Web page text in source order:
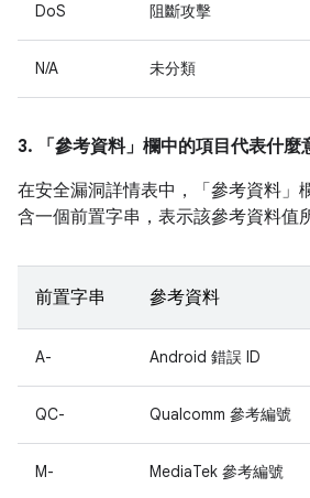
DoS 阻斷攻擊
N/A 未分類
3. 「參考資料」 欄中的項目代表什麼
在安全漏洞詳情表中，「參考資料」
含一個前置字串，表示該參考資料值
前置字串 參考資料
A- Android 錯誤 ID
QC- Qualcomm 參考編號
M- MediaTek 參考編號